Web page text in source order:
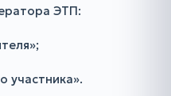
ЭТП:
участника».